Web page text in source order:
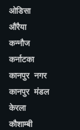
ओडिसा
औरैया
कन्नौज
कर्नाटका
कानपुर नगर
कानपुर मंडल
केरला
कौशाम्बी